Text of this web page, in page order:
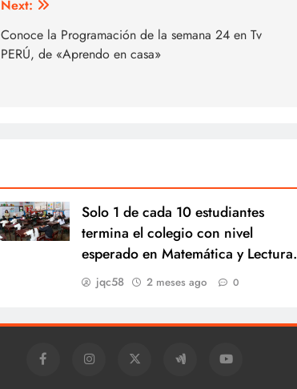
Next:
Conoce la Programación de la semana 24 en Tv
PERÚ, de «Aprendo en casa»
Solo 1 de cada 10 estudiantes
termina el colegio con nivel
esperado en Matemática y Lectura.
jqc58 2 meses ago 0